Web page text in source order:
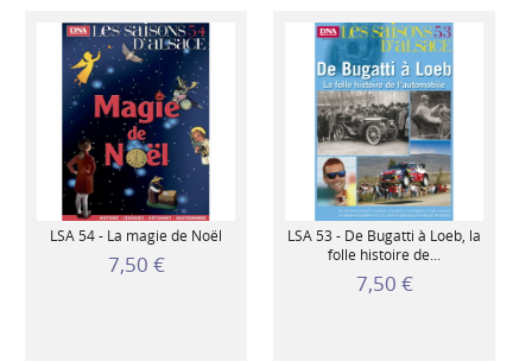
LSA 54 - La magie de Noël
7,50 €
LSA 53 - De Bugatti à Loeb, la
folle histoire de...
7,50 €